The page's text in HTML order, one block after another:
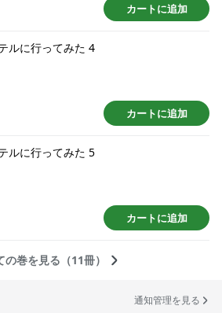
カートに追加
ルに行ってみた 4
カートに追加
ルに行ってみた 5
カートに追加
の巻を見る（11冊）
通知管理を見る